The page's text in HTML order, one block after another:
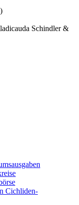
Schindler &
Cichliden-